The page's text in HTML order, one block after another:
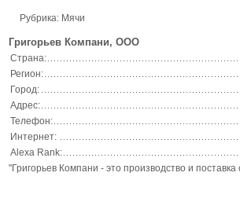
Рубрика: Мячи
Григорьев Компани, ООО
Страна:
Регион:
Город:
Адрес:
Телефон:
Интернет:
Alexa Rank:
"Григорьев Компани - это производство и